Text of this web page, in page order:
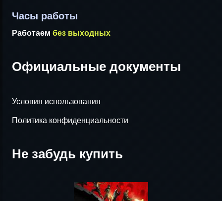
Часы работы
Работаем без выходных
Официальные документы
Условия использования
Политика конфиденциальности
Не забудь купить